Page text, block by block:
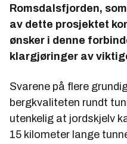
Romsdalsfjorden,
av dette prosjektet
ønsker i denne
klargjøringer av
Svarene på flere
bergkvaliteten rundt
utenkelig at jordskjelv
15 kilometer lange